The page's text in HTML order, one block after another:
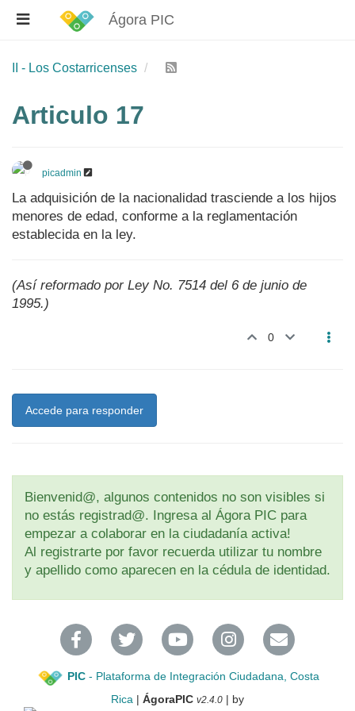
Ágora PIC
II - Los Costarricenses
Articulo 17
picadmin
La adquisición de la nacionalidad trasciende a los hijos
menores de edad, conforme a la reglamentación
establecida en la ley.
(Así reformado por Ley No. 7514 del 6 de junio de
1995.)
0
Accede para responder
Bienvenid@, algunos contenidos no son visibles si
no estás registrad@. Ingresa al Ágora PIC para
empezar a colaborar en la ciudadanía activa!
Al registrarte por favor recuerda utilizar tu nombre
y apellido como aparecen en la cédula de identidad.
PIC- Plataforma de Integración Ciudadana, Costa
Rica | ÁgoraPIC v2.4.0 | by